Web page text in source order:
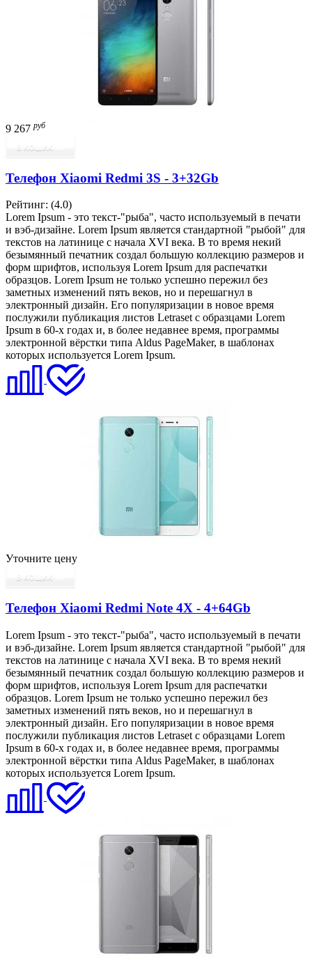
9 267 руб
В КОШИК
Телефон Xiaomi Redmi 3S - 3+32Gb
Рейтинг: (4.0)
Lorem Ipsum - это текст-"рыба", часто используемый в печати
и вэб-дизайне. Lorem Ipsum является стандартной "рыбой" для
текстов на латинице с начала XVI века. В то время некий
безымянный печатник создал большую коллекцию размеров и
форм шрифтов, используя Lorem Ipsum для распечатки
образцов. Lorem Ipsum не только успешно пережил без
заметных изменений пять веков, но и перешагнул в
электронный дизайн. Его популяризации в новое время
послужили публикация листов Letraset с образцами Lorem
Ipsum в 60-х годах и, в более недавнее время, программы
электронной вёрстки типа Aldus PageMaker, в шаблонах
которых используется Lorem Ipsum.
Уточните цену
В КОШИК
Телефон Xiaomi Redmi Note 4X - 4+64Gb
Lorem Ipsum - это текст-"рыба", часто используемый в печати
и вэб-дизайне. Lorem Ipsum является стандартной "рыбой" для
текстов на латинице с начала XVI века. В то время некий
безымянный печатник создал большую коллекцию размеров и
форм шрифтов, используя Lorem Ipsum для распечатки
образцов. Lorem Ipsum не только успешно пережил без
заметных изменений пять веков, но и перешагнул в
электронный дизайн. Его популяризации в новое время
послужили публикация листов Letraset с образцами Lorem
Ipsum в 60-х годах и, в более недавнее время, программы
электронной вёрстки типа Aldus PageMaker, в шаблонах
которых используется Lorem Ipsum.